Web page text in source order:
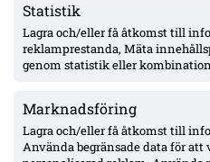
Statistik
Lagra och/eller få åtkomst till
reklamprestanda, Mäta
genom statistik eller
Marknadsföring
Lagra och/eller få åtkomst till
Använda begränsade data för
Mjällby jagar
en kandidat nobbade,
Oddevold väntas få
Stroud-försäljningen –